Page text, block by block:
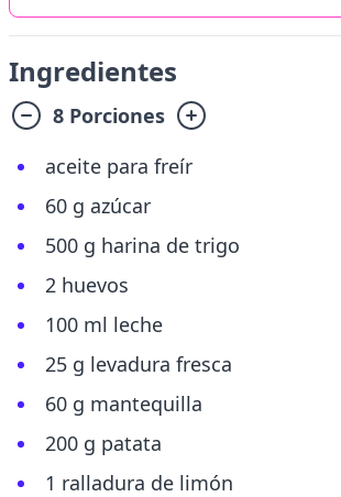
Ingredientes
8 Porciones
aceite para freír
60 g azúcar
500 g harina de trigo
2 huevos
100 ml leche
25 g levadura fresca
60 g mantequilla
200 g patata
1 ralladura de limón